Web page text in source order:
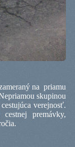
na priamu
skupinou
verejnosť.
premávky,